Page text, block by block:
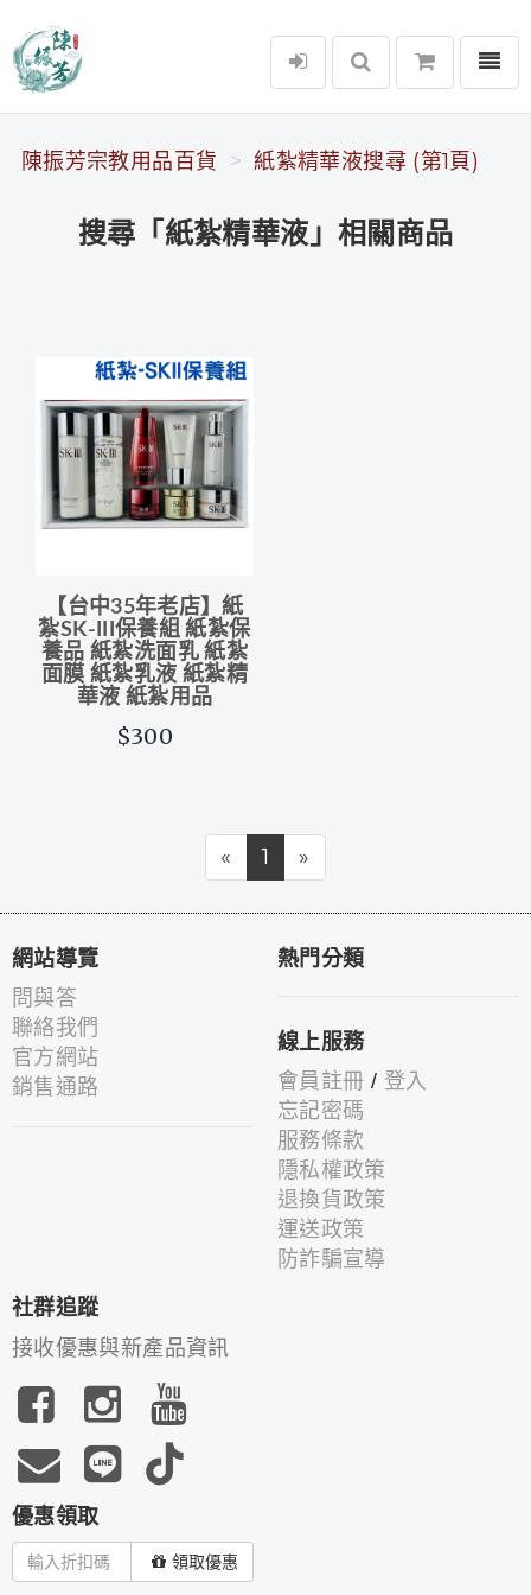
陳振芳宗教用品百貨
選單
陳振芳宗教用品百貨 紙紮精華液搜尋 (第1頁)
搜尋「紙紮精華液」相關商品
【台中35年老店】紙
紮SK-III保養組 紙紮保
養品 紙紮洗面乳 紙紮
面膜 紙紮乳液 紙紮精
華液 紙紮用品
$300
« 1 »
網站導覽
問與答
聯絡我們
官方網站
銷售通路
熱門分類
線上服務
會員註冊 / 登入
忘記密碼
服務條款
隱私權政策
退換貨政策
運送政策
防詐騙宣導
社群追蹤
接收優惠與新產品資訊
優惠領取
領取優惠